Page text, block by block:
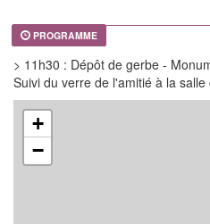
PROGRAMME
> 11h30 : Dépôt de gerbe -
Suivi du verre de l'amitié à la
+
−